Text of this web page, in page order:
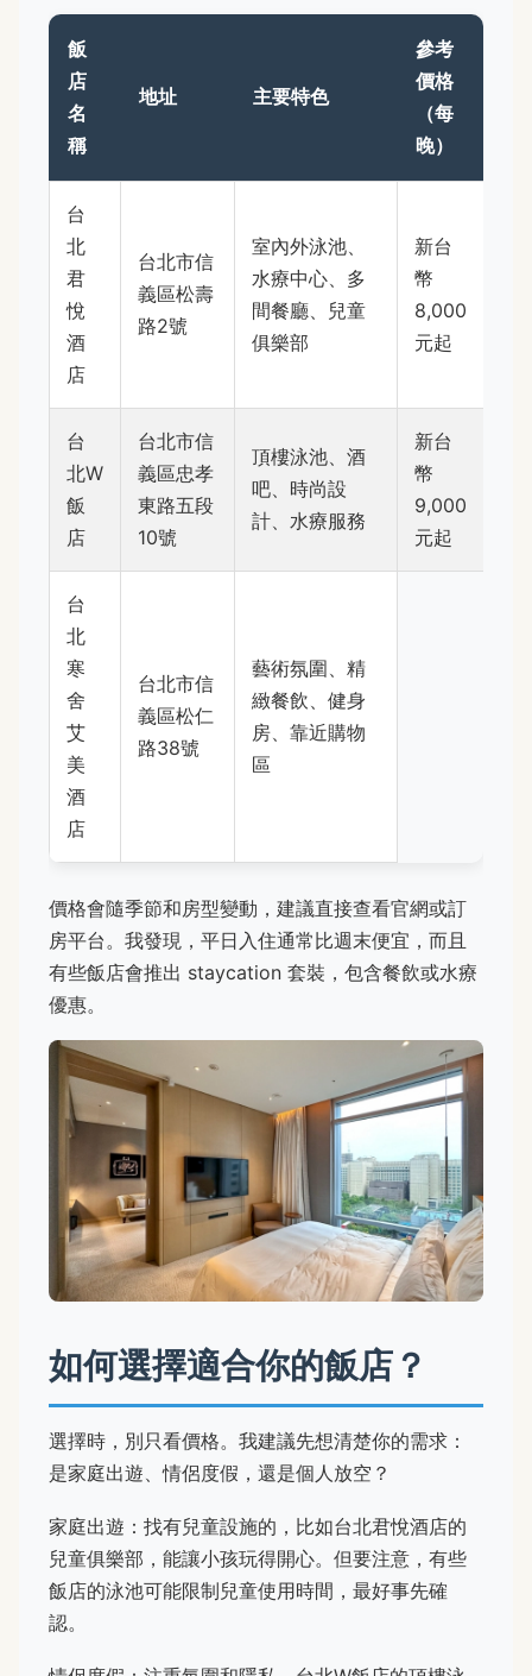
飯
店
名
稱
地址 主要特色
參考
價格
（每
晚）
台
北
君
悅
酒
店
台北市信
義區松壽
路2號
室內外泳池、
水療中心、多
間餐廳、兒童
俱樂部
新台
幣
8,000
元起
台
北W
飯
店
台北市信
義區忠孝
東路五段
10號
頂樓泳池、酒
吧、時尚設
計、水療服務
新台
幣
9,000
元起
台
北
寒
舍
艾
美
酒
店
台北市信
義區松仁
路38號
藝術氛圍、精
緻餐飲、健身
房、靠近購物
區
價格會隨季節和房型變動，建議直接查看官網或訂
房平台。我發現，平日入住通常比週末便宜，而且
有些飯店會推出 staycation 套裝，包含餐飲或水療
優惠。
如何選擇適合你的飯店？
選擇時，別只看價格。我建議先想清楚你的需求：
是家庭出遊、情侶度假，還是個人放空？
家庭出遊：找有兒童設施的，比如台北君悅酒店的
兒童俱樂部，能讓小孩玩得開心。但要注意，有些
飯店的泳池可能限制兒童使用時間，最好事先確
認。